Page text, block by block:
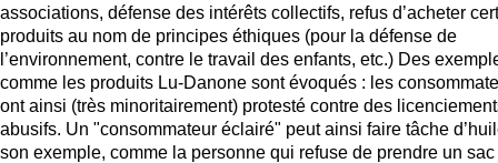
associations, défense des intérêts collectifs, refus d’acheter
produits au nom de principes éthiques (pour la défense de
l’environnement, contre le travail des enfants, etc.) Des
comme les produits Lu-Danone sont évoqués : les
ont ainsi (très minoritairement) protesté contre des
abusifs. Un "consommateur éclairé" peut ainsi faire tâche
son exemple, comme la personne qui refuse de prendre un sac